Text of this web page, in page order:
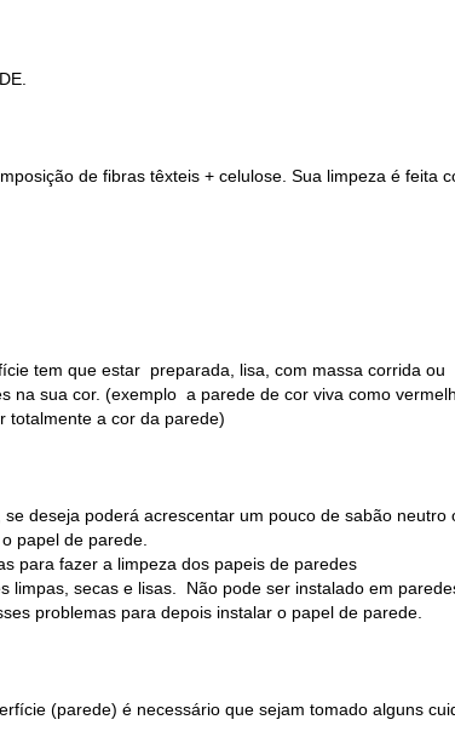
de fibras têxteis + celulose. Sua limpeza é feita
tem que estar preparada, lisa, com massa corrida
na sua cor. (exemplo a parede de cor viva como
totalmente a cor da parede)
deseja poderá acrescentar um pouco de sabão neutro
papel de parede.
para fazer a limpeza dos papeis de paredes
limpas, secas e lisas. Não pode ser instalado em
problemas para depois instalar o papel de parede.
(parede) é necessário que sejam tomado alguns